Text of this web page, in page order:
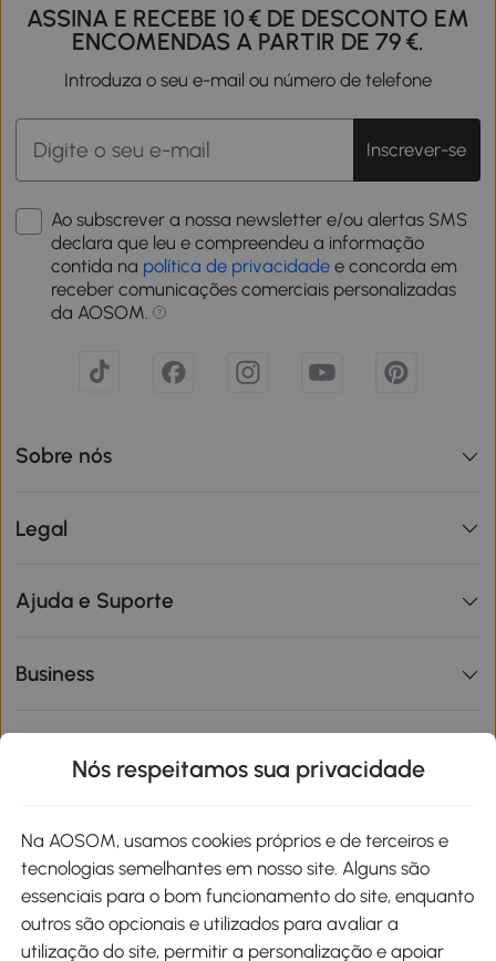
ASSINA E RECEBE 10 € DE DESCONTO EM
ENCOMENDAS A PARTIR DE 79 €.
Introduza o seu e-mail ou número de telefone
Inscrever-se
Ao subscrever a nossa newsletter e/ou alertas SMS
declara que leu e compreendeu a informação
contida na política de privacidade e concorda em
receber comunicações comerciais personalizadas
da AOSOM.
Sobre nós
Legal
Ajuda e Suporte
Business
Métodos de pagamento
Nós respeitamos sua privacidade
Na AOSOM, usamos cookies próprios e de terceiros e
tecnologias semelhantes em nosso site. Alguns são
essenciais para o bom funcionamento do site, enquanto
outros são opcionais e utilizados para avaliar a
utilização do site, permitir a personalização e apoiar